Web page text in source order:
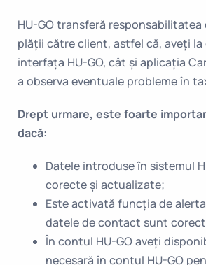
HU-GO transferă
plății către client, astfel că, aveți
interfața HU-GO, cât și aplicația
a observa eventuale probleme în
Drept urmare, este foarte
dacă:
Datele introduse în sistemul
corecte și actualizate;
Este activată funcția de
datele de contact sunt
În contul HU-GO aveți
necesară în contul HU-GO